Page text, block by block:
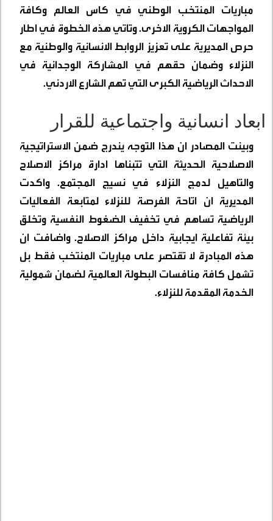
مباريات المنتخب الوطني في كاس العالم وكافة
المواجهات الكروية الاخرى. وتاتي هذه الخطوة في اطار
حرص المديرية على تعزيز الروابط الانسانية والوطنية مع
النزلاء وضمان حقهم في المشاركة الوجدانية في
الاحداث الرياضية الكبرى التي تهم الشارع الاردني.
ابعاد انسانية واجتماعية للقرار
وبينت المصادر ان هذا التوجه يندرج ضمن الاستراتيجية
الاصلاحية الحديثة التي تتبناها ادارة مراكز الاصلاح
والتاهيل لدمج النزلاء في نسيج المجتمع. واكدت
المديرية ان اتاحة الفرصة للنزلاء لمتابعة الفعاليات
الرياضية تساهم في تخفيف الضغوط النفسية وتخلق
بيئة تفاعلية ايجابية داخل مراكز الاصلاح. واضافت ان
هذه المبادرة لا تقتصر على مباريات المنتخب فقط بل
تشمل كافة منافسات البطولة العالمية لضمان شمولية
الخدمة المقدمة للنزلاء.